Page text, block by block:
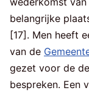
belangrijke
[17]. Men heeft
van de
gezet voor de
bespreken. Een